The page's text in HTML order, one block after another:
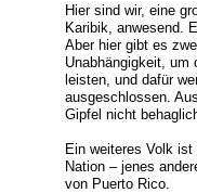
Hier sind wir, eine
Karibik, anwesend.
Aber hier gibt es
Unabhängigkeit, um
leisten, und dafür
ausgeschlossen.
Gipfel nicht
Ein weiteres Volk
Nation – jenes
von Puerto Rico.